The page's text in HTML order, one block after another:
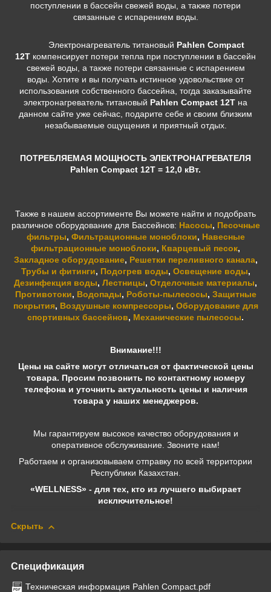
поступлении в бассейн свежей воды, а также потери
связанные с испарением воды.
Электронагреватель титановый Pahlen Compact
12T компенсирует потери тепла при поступлении в бассейн
свежей воды, а также потери связанные с испарением
воды. Хотите и вы получать истинное удовольствие от
использования собственного бассейна, тогда заказывайте
электронагреватель титановый Pahlen Compact 12T на
данном сайте уже сейчас, подарите себе и своим близким
незабываемые ощущения и приятный отдых.
ПОТРЕБЛЯЕМАЯ МОЩНОСТЬ ЭЛЕКТРОНАГРЕВАТЕЛЯ
Pahlen Compact 12Т = 12,0 кВт.
Также в нашем ассортименте Вы можете найти и подобрать
различное оборудование для Бассейнов: Насосы, Песочные
фильтры, Фильтрационные моноблоки, Навесные
фильтрационные моноблоки, Кварцевый песок,
Закладное оборудование, Решетки переливного канала,
Трубы и фитинги, Подогрев воды, Освещение воды,
Дезинфекция воды, Лестницы, Отделочные материалы,
Противотоки, Водопады, Роботы-пылесосы, Защитные
покрытия, Воздушные компрессоры, Оборудование для
спортивных бассейнов, Механические пылесосы.
Внимание!!!
Цены на сайте могут отличаться от фактической цены
товара. Просим позвонить по контактному номеру
телефона и уточнить актуальность цены и наличия
товара у наших менеджеров.
Мы гарантируем высокое качество оборудования и
оперативное обслуживание. Звоните нам!
Работаем и организовываем отправку по всей территории
Республики Казахстан.
«WELLNESS» - для тех, кто из лучшего выбирает
исключительное!
Скрыть
Спецификация
Техническая информация Pahlen Compact.pdf